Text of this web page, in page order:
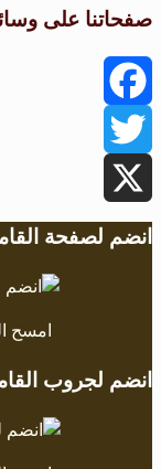
صفحاتنا على
Facebook
Twitter
X
انضم لصفحة
امسح
انضم لجروب